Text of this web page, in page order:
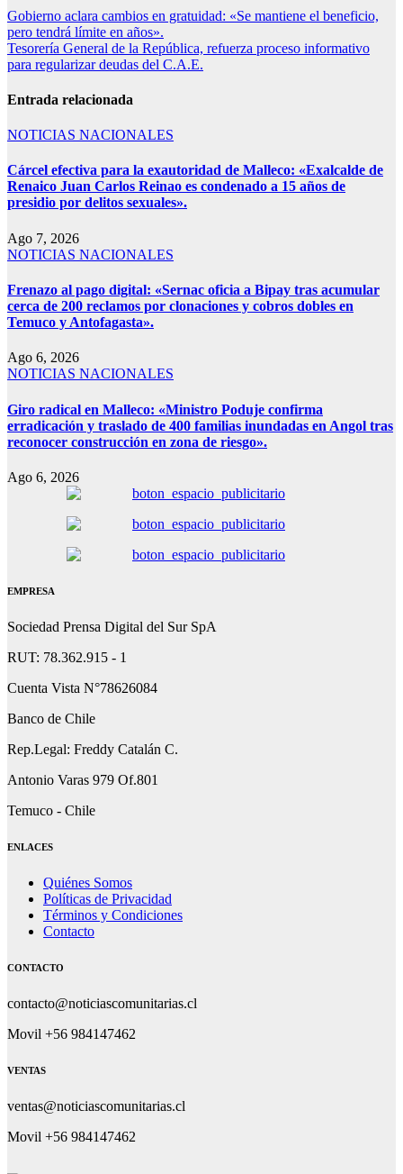
Gobierno aclara cambios en gratuidad: «Se mantiene el beneficio,
pero tendrá límite en años».
Tesorería General de la República, refuerza proceso informativo
para regularizar deudas del C.A.E.
Entrada relacionada
NOTICIAS NACIONALES
Cárcel efectiva para la exautoridad de Malleco: «Exalcalde de
Renaico Juan Carlos Reinao es condenado a 15 años de
presidio por delitos sexuales».
Ago 7, 2026
NOTICIAS NACIONALES
Frenazo al pago digital: «Sernac oficia a Bipay tras acumular
cerca de 200 reclamos por clonaciones y cobros dobles en
Temuco y Antofagasta».
Ago 6, 2026
NOTICIAS NACIONALES
Giro radical en Malleco: «Ministro Poduje confirma
erradicación y traslado de 400 familias inundadas en Angol tras
reconocer construcción en zona de riesgo».
Ago 6, 2026
EMPRESA
Sociedad Prensa Digital del Sur SpA
RUT: 78.362.915 - 1
Cuenta Vista N°78626084
Banco de Chile
Rep.Legal: Freddy Catalán C.
Antonio Varas 979 Of.801
Temuco - Chile
ENLACES
Quiénes Somos
Políticas de Privacidad
Términos y Condiciones
Contacto
CONTACTO
contacto@noticiascomunitarias.cl
Movil +56 984147462
VENTAS
ventas@noticiascomunitarias.cl
Movil +56 984147462